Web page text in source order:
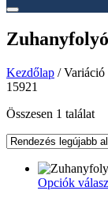
Kezdőlap /
15921
Összesen 1 találat
Opciók